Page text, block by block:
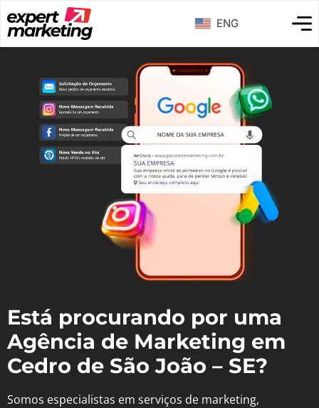
ENG
Está procurando por uma
Agência de Marketing em
Cedro de São João – SE?
Somos especialistas em serviços de marketing,